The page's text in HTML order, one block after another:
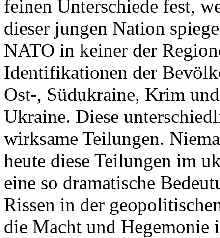
feinen Unterschiede fest,
dieser jungen Nation
NATO in keiner der
Identifikationen der
Ost-, Südukraine, Krim
Ukraine. Diese
wirksame Teilungen.
heute diese Teilungen im
eine so dramatische
Rissen in der
die Macht und Hegemonie